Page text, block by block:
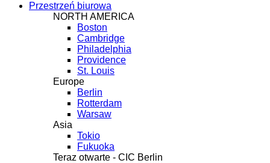
Przestrzeń biurowa
NORTH AMERICA
Boston
Cambridge
Philadelphia
Providence
St. Louis
Europe
Berlin
Rotterdam
Warsaw
Asia
Tokio
Fukuoka
Teraz otwarte - CIC Berlin